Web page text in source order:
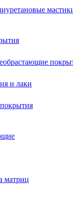
и лаки
матриц